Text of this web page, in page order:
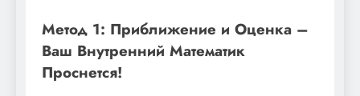
Метод 1: Приближение и Оценка –
Ваш Внутренний Математик
Проснется!